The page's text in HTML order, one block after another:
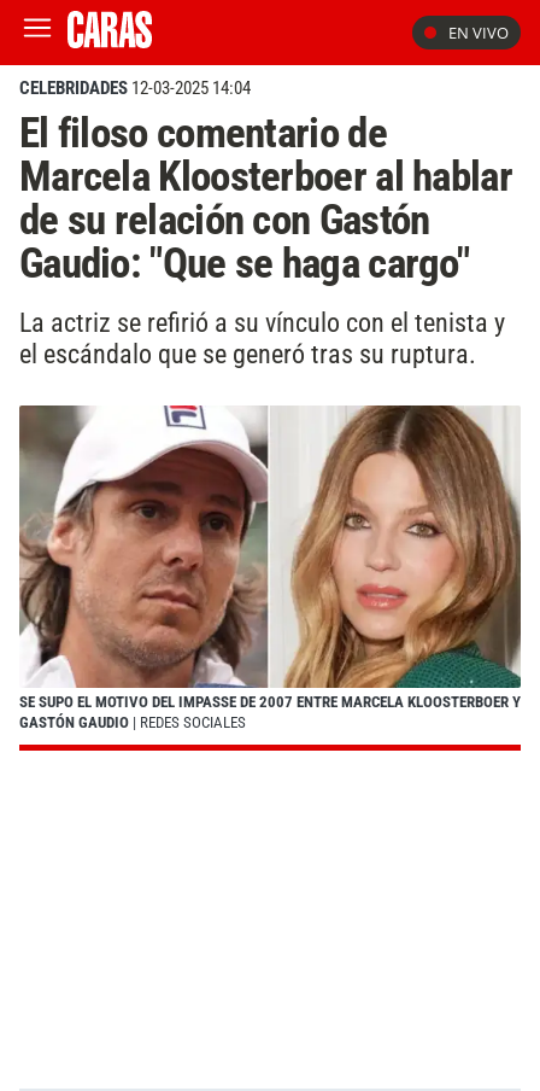
EN VIVO
CELEBRIDADES 12-03-2025 14:04
El filoso comentario de
Marcela Kloosterboer al hablar
de su relación con Gastón
Gaudio: "Que se haga cargo"
La actriz se refirió a su vínculo con el tenista y
el escándalo que se generó tras su ruptura.
SE SUPO EL MOTIVO DEL IMPASSE DE 2007 ENTRE MARCELA KLOOSTERBOER Y
GASTÓN GAUDIO | REDES SOCIALES